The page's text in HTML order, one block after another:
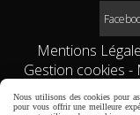
Mentions
Gestion cookies
Qui sommes-nous?
Nous utilisons des cookies pour
pour vous offrir une meilleure